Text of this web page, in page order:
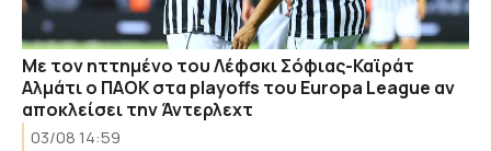
Με τον ηττημένο του Λέφσκι Σόφιας-Καϊράτ
Αλμάτι ο ΠΑΟΚ στα playoffs του Europa League αν
αποκλείσει την Άντερλεχτ
03/08 14:59